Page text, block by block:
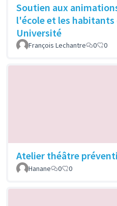
Soutien aux
l'école et les
Université
François Lechantre 0 0
Atelier théâtre
Hanane
0 0